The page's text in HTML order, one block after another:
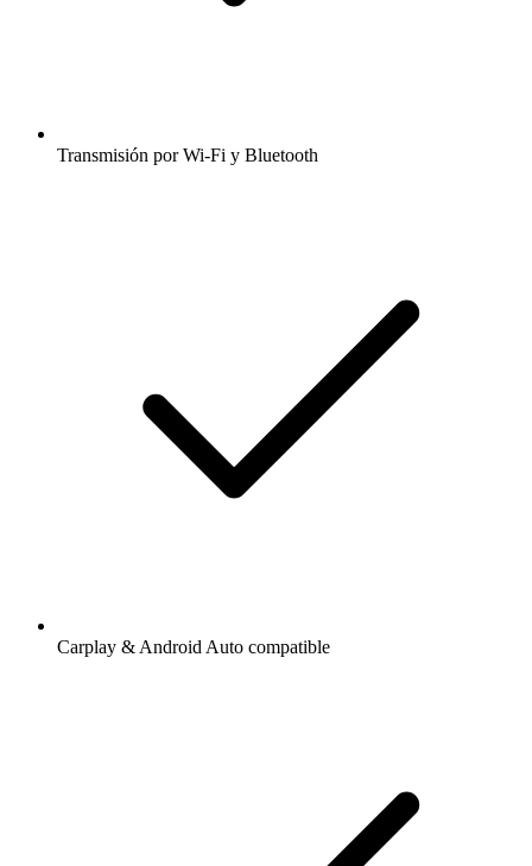
Transmisión por Wi-Fi y Bluetooth
Carplay & Android Auto compatible